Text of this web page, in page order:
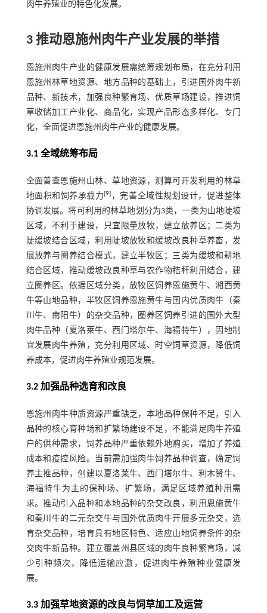
肉牛养殖业的特色化发展。
3 推动恩施州肉牛产业发展的举措
恩施州肉牛产业的健康发展需统筹规划布局，在充分利用
恩施州林草地资源、地方品种的基础上，引进国外肉牛新
品种、新技术，加强良种繁育场、优质草场建设，推进饲
草收储加工产业化、商品化，实现产品形态多样化、专门
化，全面促进恩施州肉牛产业的健康发展。
3.1 全域统筹布局
全面普查恩施州山林、草地资源，测算可开发利用的林草
地面积和饲养承载力[9] ，完善全域性规划设计，促进整体
协调发展。将可利用的林草地划分为3类，一类为山地陡坡
区域，不利于建设，只宜限量放牧，建立放养区；二类为
陡缓坡结合区域，利用陡坡放牧和缓坡改良种草养畜，发
展放养与圈养结合模式，建立半牧区；三类为缓坡和耕地
结合区域，推动缓坡改良种草与农作物秸秆利用结合，建
立圈养区。依据区域分类，放牧区饲养恩施黄牛、湘西黄
牛等山地品种，半牧区饲养恩施黄牛与国内优质肉牛（秦
川牛、南阳牛）的杂交品种，圈养区饲养引进的国外大型
肉牛品种（夏洛莱牛、西门塔尔牛、海福特牛），因地制
宜发展肉牛养殖，充分利用区域、时空饲草资源，降低饲
养成本，促进肉牛养殖业规范发展。
3.2 加强品种选育和改良
恩施州肉牛种质资源严重缺乏，本地品种保种不足，引入
品种的核心育种场和扩繁场建设不足，不能满足肉牛养殖
户的供种需求，饲养品种严重依赖外地购买，增加了养殖
成本和疫控风险。当前需加强肉牛饲养品种调查，确定饲
养主推品种，创建以夏洛莱牛、西门塔尔牛、利木赞牛、
海福特牛为主的保种场、扩繁场，满足区域养殖种用需
求。推动引入品种和本地品种的杂交改良，利用恩施黄牛
和秦川牛的二元杂交牛与国外优质肉牛开展多元杂交，选
育杂交品种，培育具有地区特色、适应山地饲养条件的杂
交肉牛新品种。建立覆盖州县区域的肉牛良种繁育场，减
少引种频次，降低运输应激，促进肉牛养殖种业健康发
展。
3.3 加强草地资源的改良与饲草加工及运营